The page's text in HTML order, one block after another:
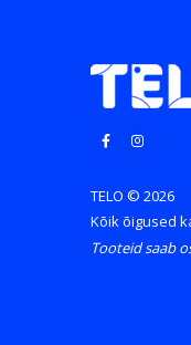
TELO © 2026
Kõik õigused
Tooteid saab